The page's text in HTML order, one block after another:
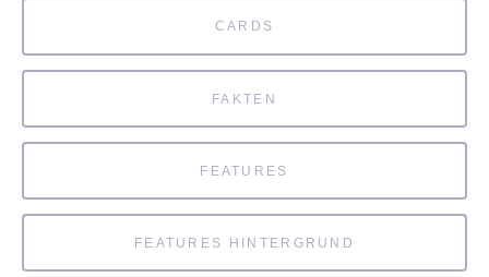
CARDS
FAKTEN
FEATURES
FEATURES HINTERGRUND